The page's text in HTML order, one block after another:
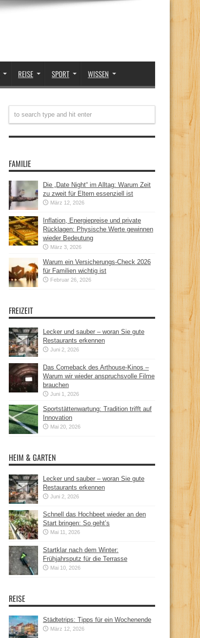
REISE SPORT WISSEN
FAMILIE
Die „Date Night“ im Alltag: Warum Zeit
zu zweit für Eltern essenziell ist
März 12, 2026
Inflation, Energiepreise und private
Rücklagen: Physische Werte gewinnen
wieder Bedeutung
März 3, 2026
Warum ein Versicherungs-Check 2026
für Familien wichtig ist
Februar 26, 2026
FREIZEIT
Lecker und sauber – woran Sie gute
Restaurants erkennen
Juni 2, 2026
Das Comeback des Arthouse-Kinos –
Warum wir wieder anspruchsvolle Filme
brauchen
Juni 1, 2026
Sportstättenwartung: Tradition trifft auf
Innovation
Mai 20, 2026
HEIM & GARTEN
Lecker und sauber – woran Sie gute
Restaurants erkennen
Juni 2, 2026
Schnell das Hochbeet wieder an den
Start bringen: So geht’s
Mai 11, 2026
Startklar nach dem Winter:
Frühjahrsputz für die Terrasse
Mai 10, 2026
REISE
Städtetrips: Tipps für ein Wochenende
März 12, 2026